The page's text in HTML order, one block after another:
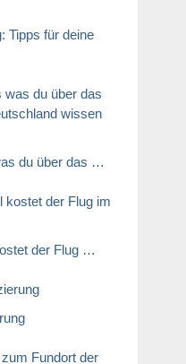
Tipps für deine
du über das …
der Flug …